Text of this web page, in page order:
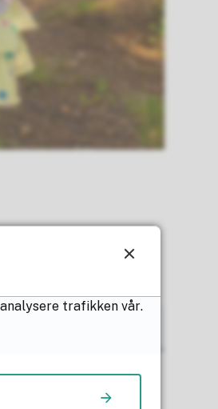
barnehagen,
1-2 år, og to
trafikken vår.